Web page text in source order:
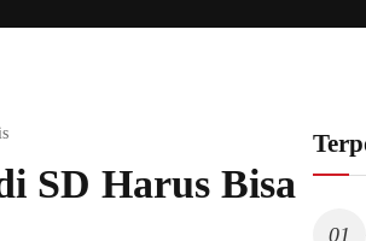
SD Harus Bisa
01